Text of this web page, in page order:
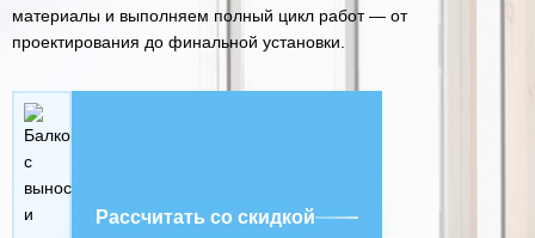
материалы и выполняем полный цикл работ — от
проектирования до финальной установки.
Рассчитать со скидкой